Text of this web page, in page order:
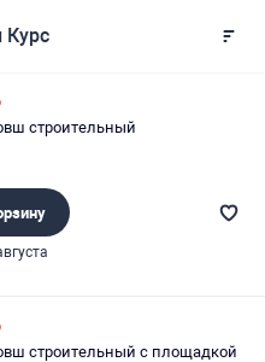
строительный
строительный с площадкой